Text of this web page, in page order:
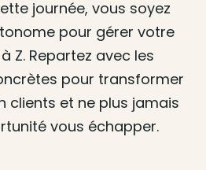
journée, vous soyez
pour gérer votre
Z. Repartez avec les
pour transformer
clients et ne plus jamais
vous échapper.